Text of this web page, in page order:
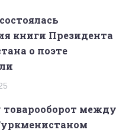
книги Президента
о поэте
товарооборот между